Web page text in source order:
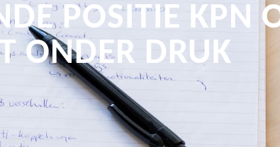
POSITIE KPN
ONDER DRUK